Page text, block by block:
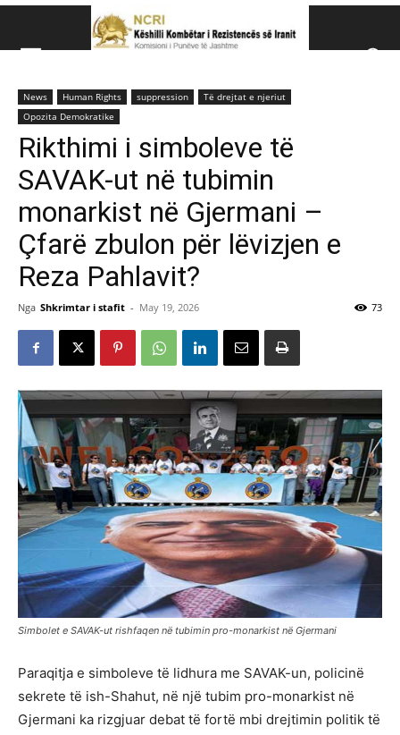
Këshillit Kombëtar të Rezistencës së Iranit (NCRI)
News Human Rights suppression
Të drejtat e njeriut
Opozita Demokratike
Rikthimi i simboleve të
SAVAK-ut në tubimin
monarkist në Gjermani –
Çfarë zbulon për lëvizjen e
Reza Pahlavit?
Nga Shkrimtar i stafit - May 19, 2026 73
Simbolet e SAVAK-ut rishfaqen në tubimin pro-monarkist në Gjermani
Paraqitja e simboleve të lidhura me SAVAK-un, policinë
sekrete të ish-Shahut, në një tubim pro-monarkist në
Gjermani ka rizgjuar debat të fortë mbi drejtimin politik të